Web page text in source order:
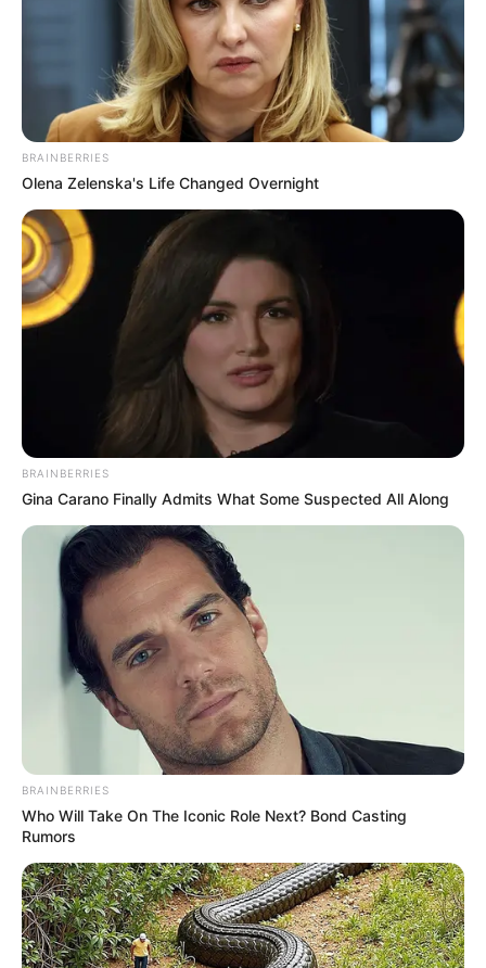
BRAINBERRIES
Olena Zelenska's Life Changed Overnight
BRAINBERRIES
Gina Carano Finally Admits What Some Suspected All Along
BRAINBERRIES
Who Will Take On The Iconic Role Next? Bond Casting
Rumors